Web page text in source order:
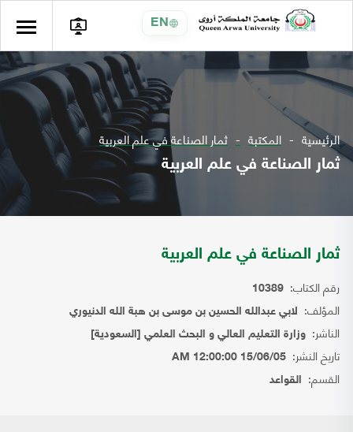
EN
الرئيسية المكتبة ثمار الصناعة في علم العربية
ثمار الصناعة في علم العربية
ثمار الصناعة في علم العربية
رقم الكتاب: 10389
المؤلف: لابي عبدالله الحسين بن موسى بن هبة الله الدنيوري
الناشر: وزارة التعليم العالي و البحث العلمي [السعودية]
تاريخ النشر: 15/06/05 12:00:00 AM
القسم: القواعد